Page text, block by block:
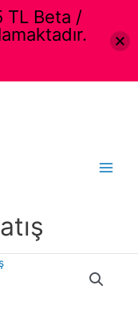
TL Beta /